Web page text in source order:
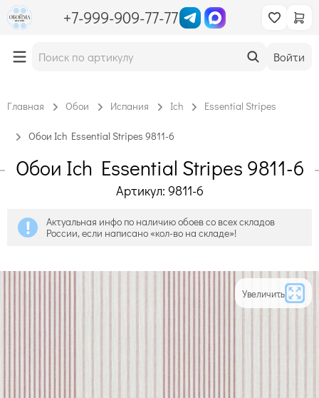
+7-999-909-77-77
Войти
Главная Обои Испания Ich Essential Stripes
Обои Ich Essential Stripes 9811-6
Обои Ich Essential Stripes 9811-6
Артикул: 9811-6
Актуальная инфо по наличию обоев со всех складов
России, если написано «кол-во на складе»!
Увеличить